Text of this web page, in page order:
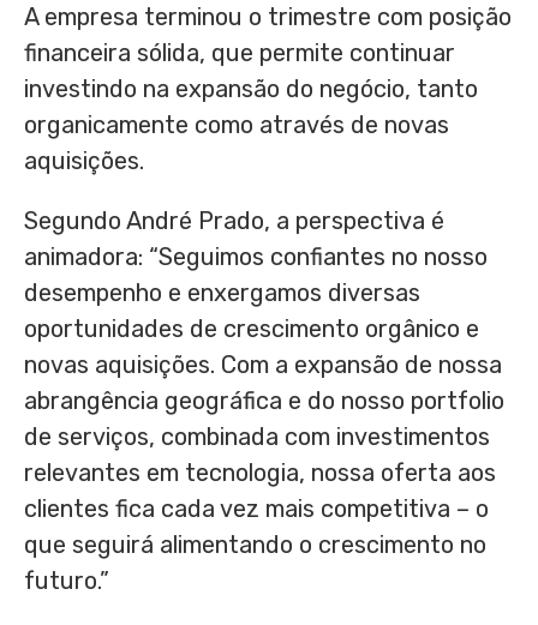
A empresa terminou o trimestre com posição
financeira sólida, que permite continuar
investindo na expansão do negócio, tanto
organicamente como através de novas
aquisições.
Segundo André Prado, a perspectiva é
animadora: “Seguimos confiantes no nosso
desempenho e enxergamos diversas
oportunidades de crescimento orgânico e
novas aquisições. Com a expansão de nossa
abrangência geográfica e do nosso portfolio
de serviços, combinada com investimentos
relevantes em tecnologia, nossa oferta aos
clientes fica cada vez mais competitiva – o
que seguirá alimentando o crescimento no
futuro.”